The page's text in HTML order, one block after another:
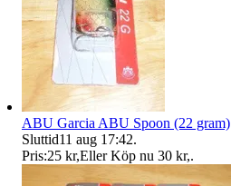
ABU Garcia ABU Spoon (22 gram)
Sluttid11 aug 17:42.
Pris:25 kr,Eller Köp nu 30 kr,.